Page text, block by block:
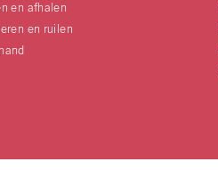
en afhalen
en ruilen